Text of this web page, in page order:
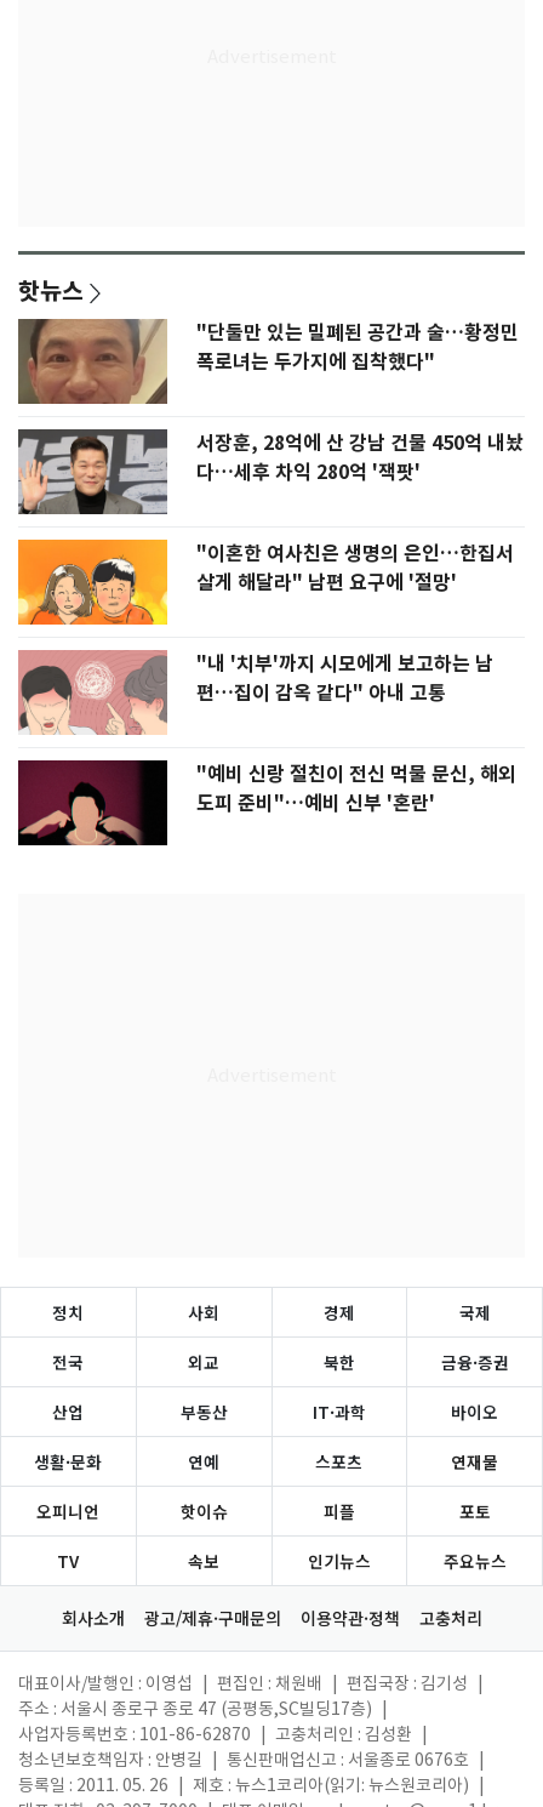
핫뉴스
"단둘만 있는 밀폐된 공간과 술…황정민
폭로녀는 두가지에 집착했다"
서장훈, 28억에 산 강남 건물 450억 내놨
다…세후 차익 280억 '잭팟'
"이혼한 여사친은 생명의 은인…한집서
살게 해달라" 남편 요구에 '절망'
"내 '치부'까지 시모에게 보고하는 남
편…집이 감옥 같다" 아내 고통
"예비 신랑 절친이 전신 먹물 문신, 해외
도피 준비"…예비 신부 '혼란'
정치 사회 경제 국제
전국 외교 북한 금융·증권
산업 부동산 IT·과학 바이오
생활·문화 연예 스포츠 연재물
오피니언 핫이슈 피플 포토
TV 속보 인기뉴스 주요뉴스
회사소개 광고/제휴·구매문의 이용약관·정책 고충처리
대표이사/발행인 : 이영섭 편집인 : 채원배 편집국장 : 김기성
주소 : 서울시 종로구 종로 47 (공평동,SC빌딩17층)
사업자등록번호 : 101-86-62870
고충처리인 : 김성환
청소년보호책임자 : 안병길
통신판매업신고 : 서울종로 0676호
등록일 : 2011. 05. 26
제호 : 뉴스1코리아(읽기: 뉴스원코리아)